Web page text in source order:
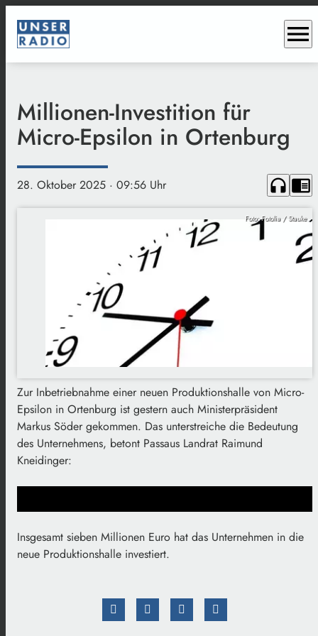
menu
Millionen-Investition für
Micro-Epsilon in Ortenburg
28. Oktober 2025 · 09:56 Uhr headphones chrome_reader_mode
Foto: Fotolia / Stauke
Zur Inbetriebnahme einer neuen Produktionshalle von Micro-
Epsilon in Ortenburg ist gestern auch Ministerpräsident
Markus Söder gekommen. Das unterstreiche die Bedeutung
des Unternehmens, betont Passaus Landrat Raimund
Kneidinger:
Insgesamt sieben Millionen Euro hat das Unternehmen in die
neue Produktionshalle investiert.